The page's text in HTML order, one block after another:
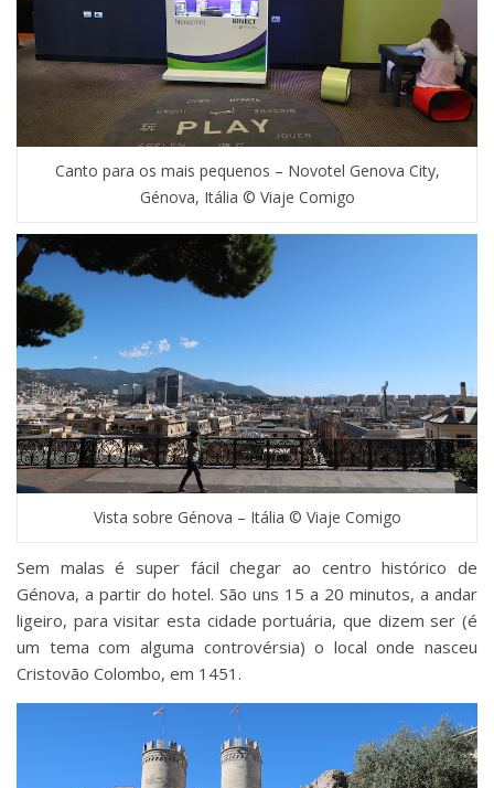
Canto para os mais pequenos – Novotel Genova City,
Génova, Itália © Viaje Comigo
Vista sobre Génova – Itália © Viaje Comigo
Sem malas é super fácil chegar ao centro histórico de
Génova, a partir do hotel. São uns 15 a 20 minutos, a andar
ligeiro, para visitar esta cidade portuária, que dizem ser (é
um tema com alguma controvérsia) o local onde nasceu
Cristovão Colombo, em 1451.